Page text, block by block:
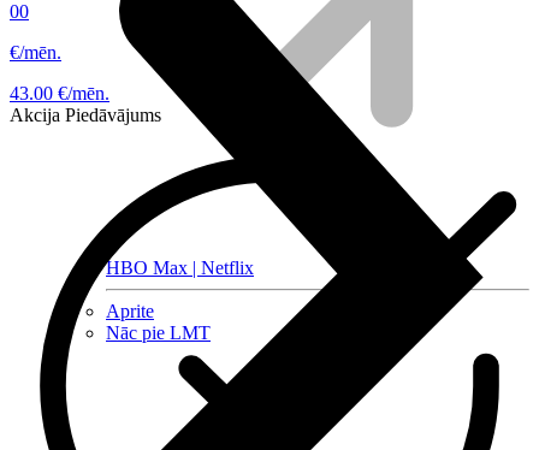
HBO Max | Netflix
Aprite
Nāc pie LMT
00
€/mēn.
43.00 €/mēn.
Akcija Piedāvājums